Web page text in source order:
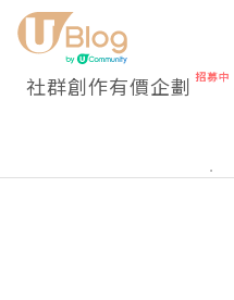
社群創作有價企劃